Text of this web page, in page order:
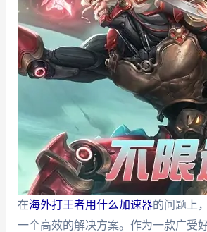
在海外打王者用什么加速器的问题上
一个高效的解决方案。作为一款广受